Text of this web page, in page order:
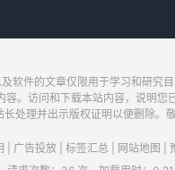
软件的文章仅限用于学习和研
。访问和下载本站内容，说明
处理并出示版权证明以便删除
广告投放 标签汇总 网站地图